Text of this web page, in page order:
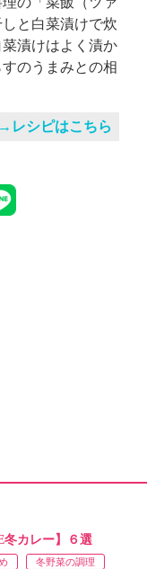
と白菜漬けで炊
漬けはよく漬か
のうまみとの相
→レシピはこちら
冬カレー】６選
冬野菜の調理